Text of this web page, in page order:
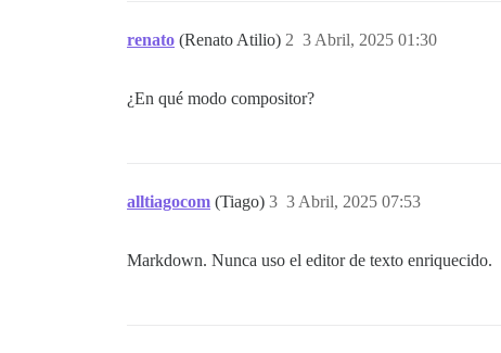
renato (Renato Atilio) 3 Abril, 2025 01:30
2
¿En qué modo compositor?
alltiagocom (Tiago) 3 Abril, 2025 07:53
3
Markdown. Nunca uso el editor de texto enriquecido.